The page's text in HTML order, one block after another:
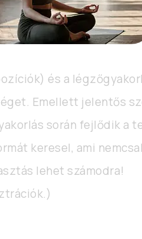
és a
Emellett jelentős
során fejlődik a
keresel, ami
lehet számodra!